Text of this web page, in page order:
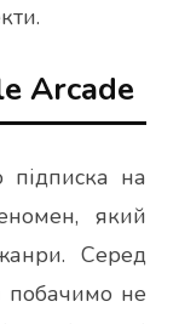
Arcade
на
який
Серед
побачимо не